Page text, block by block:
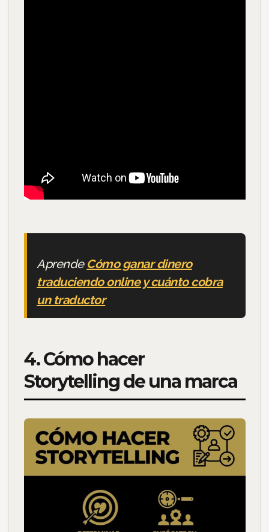
Aprende Cómo ganar dinero
traduciendo online y cuánto cobra
un traductor
4. Cómo hacer
Storytelling de una marca